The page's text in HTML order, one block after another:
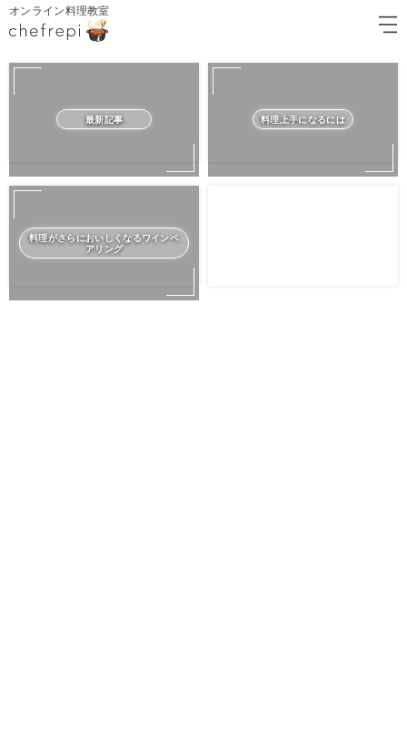
オンライン料理教室
最新記事 料理上手になるには
料理がさらにおいしくなるワインペ
アリング